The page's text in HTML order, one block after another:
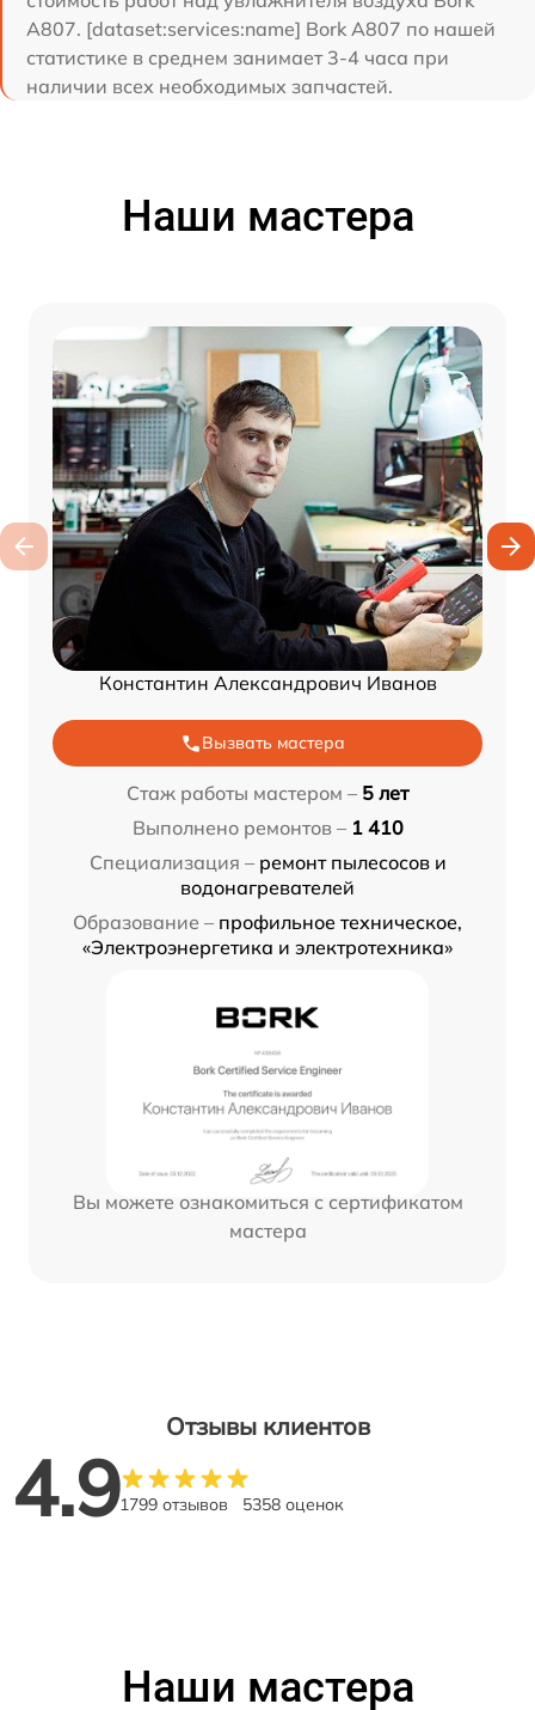
A807. [dataset:services:name] Bork A807 по нашей
статистике в среднем занимает 3-4 часа при
наличии всех необходимых запчастей.
Наши мастера
Константин Александрович Иванов
Вызвать мастера
Стаж работы мастером – 5 лет
Выполнено ремонтов – 1 410
Специализация – ремонт пылесосов и
водонагревателей
Образование – профильное техническое,
«Электроэнергетика и электротехника»
Вы можете ознакомиться с сертификатом
мастера
Отзывы клиентов
4.91799 отзывов 5358 оценок
Наши мастера